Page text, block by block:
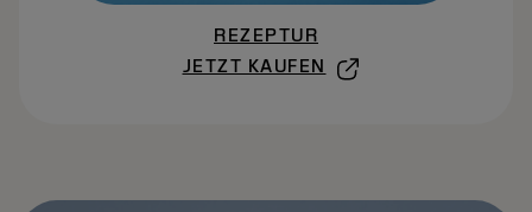
REZEPTUR
JETZT KAUFEN